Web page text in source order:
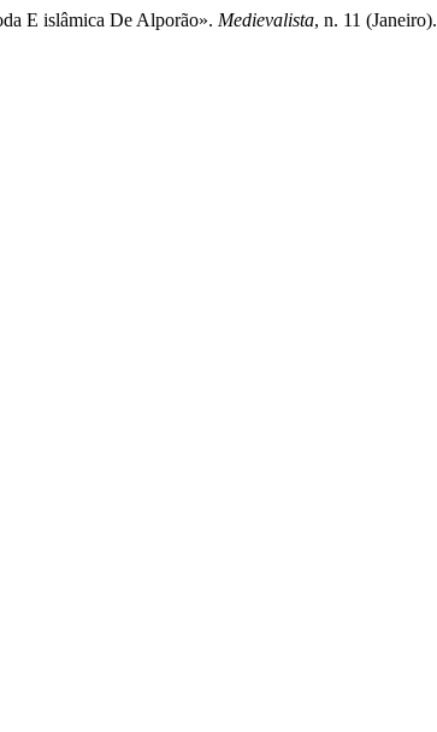
E islâmica De Alporão». Medievalista, n. 11 (Janeiro).